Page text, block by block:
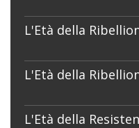
L'Età della
L'Età della
L'Età della